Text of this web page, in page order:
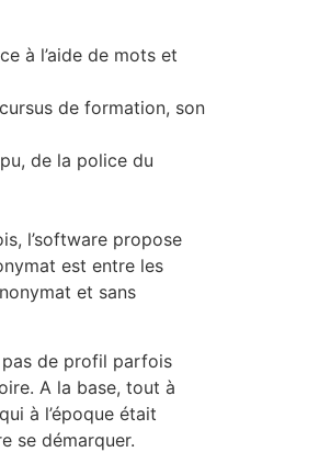
à l’aide de mots et
de formation, son
de la police du
l’software propose
est entre les
et sans
pas de profil parfois
A la base, tout à
à l’époque était
se démarquer.